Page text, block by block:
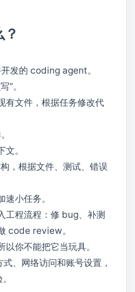
发的 coding agent。
”。
有文件，根据任务修改代
。
，根据文件、测试、错误
小任务。
工程流程：修 bug、补测
code review。
你不能把它当玩具。
、网络访问和账号设置，